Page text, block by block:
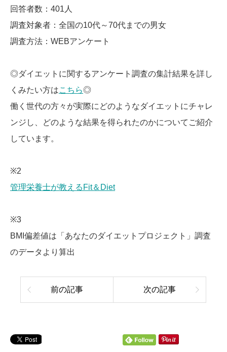
回答者数：401人
調査対象者：全国の10代～70代までの男女
調査方法：WEBアンケート
◎ダイエットに関するアンケート調査の集計結果を詳し
くみたい方はこちら◎
働く世代の方々が実際にどのようなダイエットにチャレ
ンジし、どのような結果を得られたのかについてご紹介
しています。
※2
管理栄養士が教えるFit＆Diet
※3
BMI偏差値は「あなたのダイエットプロジェクト」調査
のデータより算出
前の記事 次の記事